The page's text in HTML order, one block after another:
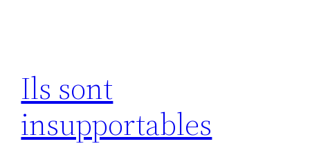
Ils sont
insupportables